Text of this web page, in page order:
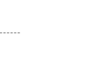
------